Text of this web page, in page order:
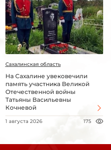
Сахалинская область
На Сахалине увековечили
память участника Великой
Отечественной войны
Татьяны Васильевны
Кочневой
1 августа 2026 175